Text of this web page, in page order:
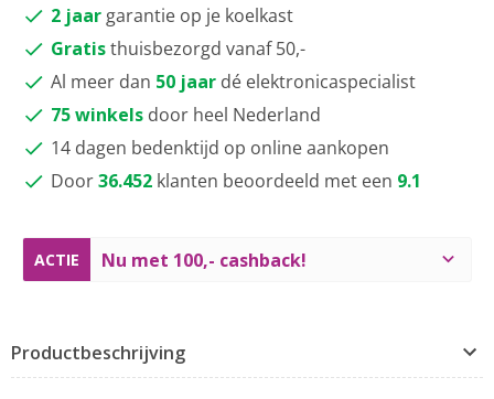
ACTIE Nu met 100,- cashback!
2 jaar garantie op je koelkast
Gratisthuisbezorgd vanaf 50,-
Al meer dan 50 jaar dé elektronicaspecialist
75 winkels door heel Nederland
14 dagen bedenktijd op online aankopen
Door36.452 klanten beoordeeld met een 9.1
Productbeschrijving